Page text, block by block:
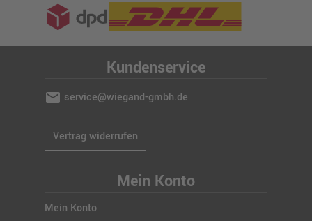
Kundenservice
mail service@wiegand-gmbh.de
Vertrag widerrufen
Mein Konto
Mein Konto